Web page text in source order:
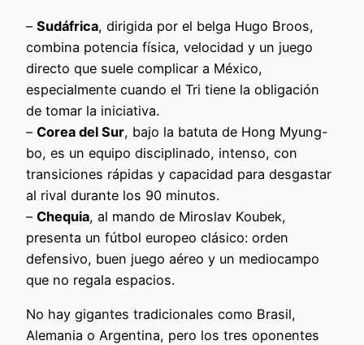
– Sudáfrica, dirigida por el belga Hugo Broos,
combina potencia física, velocidad y un juego
directo que suele complicar a México,
especialmente cuando el Tri tiene la obligación
de tomar la iniciativa.
– Corea del Sur, bajo la batuta de Hong Myung-
bo, es un equipo disciplinado, intenso, con
transiciones rápidas y capacidad para desgastar
al rival durante los 90 minutos.
– Chequia, al mando de Miroslav Koubek,
presenta un fútbol europeo clásico: orden
defensivo, buen juego aéreo y un mediocampo
que no regala espacios.
No hay gigantes tradicionales como Brasil,
Alemania o Argentina, pero los tres oponentes